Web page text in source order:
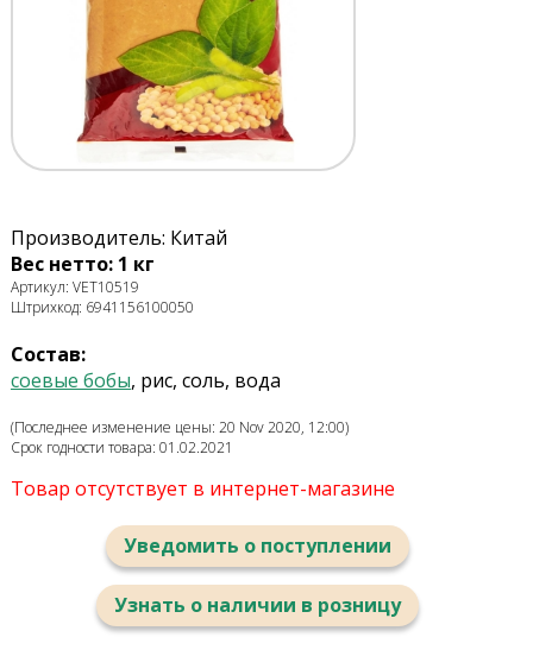
Производитель: Китай
Вес нетто: 1 кг
Артикул: VET10519
Штрихкод: 6941156100050
Состав:
соевые бобы, рис, соль, вода
(Последнее изменение цены: 20 Nov 2020, 12:00)
Срок годности товара: 01.02.2021
Товар отсутствует в интернет-магазине
Уведомить о поступлении
Узнать о наличии в розницу